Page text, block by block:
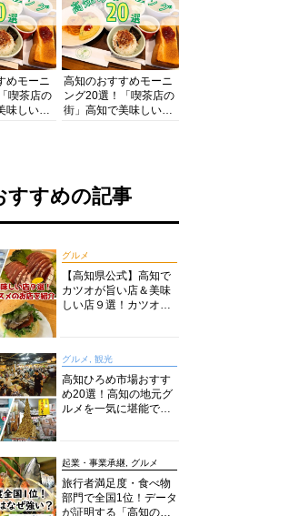
めモーニ
喫茶店の
味しい喫
高知のおすすめモーニ
ング20選！「喫茶店の
街」高知で美味しい喫
すすめの記事
グルメ
【高知県公式】高知で
カツオが旨い店＆美味
しい店９選！カツオの
グルメ, 観光
高知ひろめ市場おすす
め20選！高知の地元グ
ルメを一気に堪能でき
起業・事業承継, グルメ
旅行者満足度・食べ物
部門で全国1位！データ
が証明する「高知の